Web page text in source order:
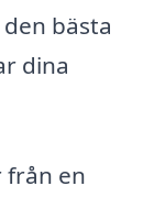
bästa
dina
från en